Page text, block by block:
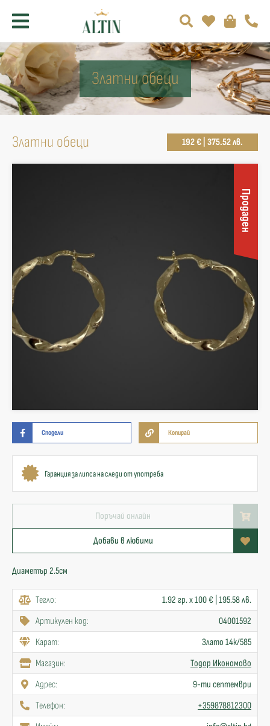
Златни обеци
Златни обеци 192 € | 375.52 лв.
Продаден
Сподели Копирай
Гаранция за липса на следи от употреба
Поръчай онлайн
Добави в любими
Диаметър 2.5см
Тегло:
1.92 гр. x 100 € | 195.58 лв.
Артикулен код:
04001592
Карат:
Злато 14к/585
Mагазин:
Тодор Икономово
Адрес:
9-ти септември
Телефон:
+359878812300